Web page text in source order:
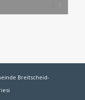
Breitscheid-